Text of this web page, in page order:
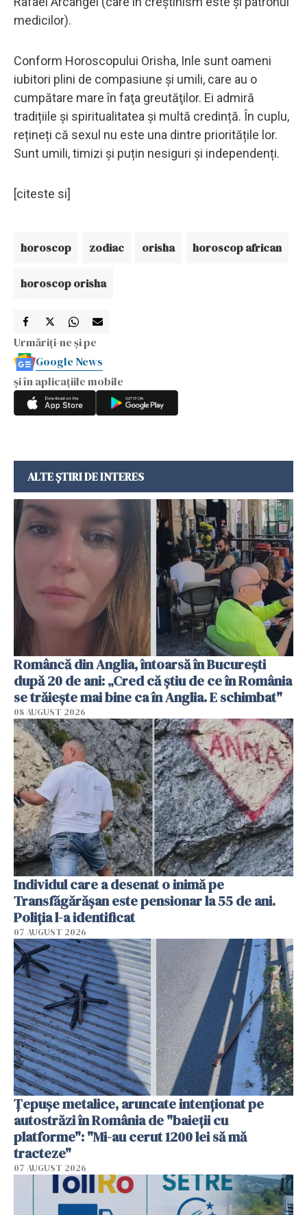
medicilor).
Conform Horoscopului Orisha, Inle sunt oameni
iubitori plini de compasiune și umili, care au o
cumpătare mare în faţa greutăţilor. Ei admiră
tradițiile și spiritualitatea și multă credință. În cuplu,
rețineți că sexul nu este una dintre prioritățile lor.
Sunt umili, timizi și puțin nesiguri și independenți.
[citeste si]
horoscop zodiac orisha horoscop african
horoscop orisha
Urmăriți-ne și pe
Google News
și în aplicațiile mobile
ALTE ȘTIRI DE INTERES
Româncă din Anglia, întoarsă în București
după 20 de ani: „Cred că știu de ce în România
se trăiește mai bine ca în Anglia. E schimbat"
08 AUGUST 2026
Individul care a desenat o inimă pe
Transfăgărășan este pensionar la 55 de ani.
Poliția l-a identificat
07 AUGUST 2026
Țepușe metalice, aruncate intenționat pe
autostrăzi în România de "baieții cu
platforme": "Mi-au cerut 1200 lei să mă
tracteze"
07 AUGUST 2026